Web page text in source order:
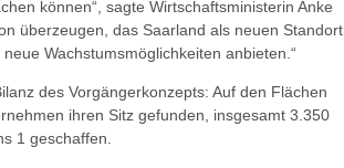
können“, sagte Wirtschaftsministerin Anke
überzeugen, das Saarland als neuen Standort
Wachstumsmöglichkeiten anbieten.“
des Vorgängerkonzepts: Auf den Flächen
ihren Sitz gefunden, insgesamt 3.350
1 geschaffen.